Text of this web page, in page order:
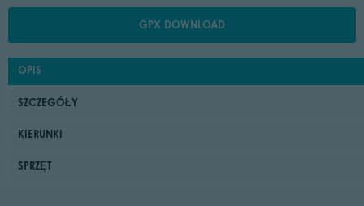
GPX DOWNLOAD
OPIS
SZCZEGÓŁY
KIERUNKI
SPRZĘT